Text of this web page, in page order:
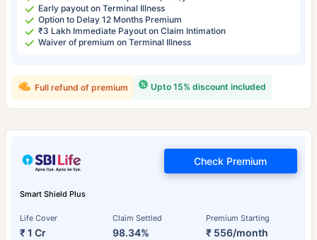
Early payout on Terminal Illness
Option to Delay 12 Months Premium
₹3 Lakh Immediate Payout on Claim Intimation
Waiver of premium on Terminal Illness
Upto 15% discount included
Full refund of premium
Smart Shield Plus
Life Cover
₹ 1 Cr
Claim Settled
98.34%
Premium Starting
₹ 556/month
Check Premium